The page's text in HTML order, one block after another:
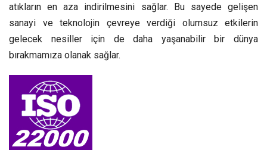
atıkların en aza indirilmesini sağlar. Bu sayede gelişen
sanayi ve teknolojin çevreye verdiği olumsuz etkilerin
gelecek nesiller için de daha yaşanabilir bir dünya
bırakmamıza olanak sağlar.